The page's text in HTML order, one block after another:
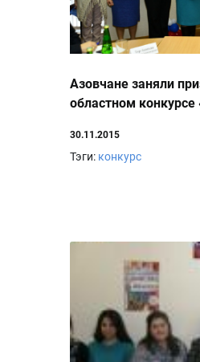
Азовчане заняли
областном конкурсе
30.11.2015
Тэги: конкурс